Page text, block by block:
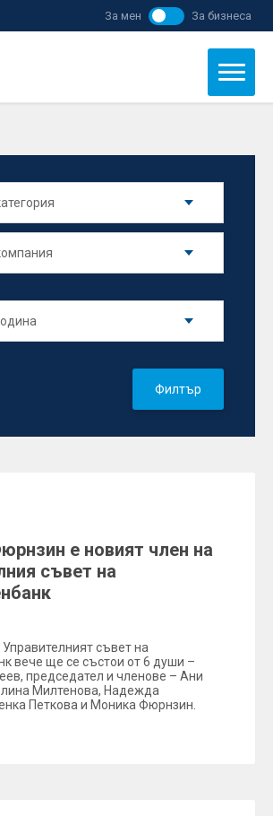
За мен За бизнеса
Филтър
е новият член на
съвет на
съвет на
вече ще се състои от 6 души –
председател и членове – Ани
Милтенова, Надежда
Петкова и Моника Фюрнзин.